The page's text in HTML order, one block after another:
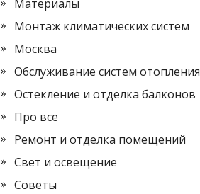
Материалы
Монтаж климатических систем
Москва
Обслуживание систем отопления
Остекление и отделка балконов
Про все
Ремонт и отделка помещений
Свет и освещение
Советы